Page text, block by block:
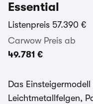
Essential
Listenpreis 57.390 €
Carwow Preis ab
49.781 €
Das
Leichtmetallfelgen,